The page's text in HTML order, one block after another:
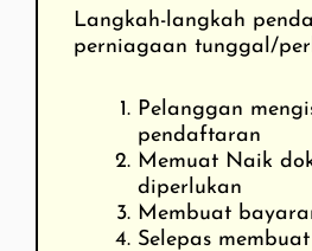
Langkah-langkah
perniagaan tunggal/
Pelanggan
pendaftaran
Memuat Naik
diperlukan
Membuat
Selepas